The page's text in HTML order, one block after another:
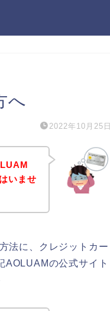
へ
2022年10月25日
いませ
法に、クレジットカー
AOLUAMの公式サイト